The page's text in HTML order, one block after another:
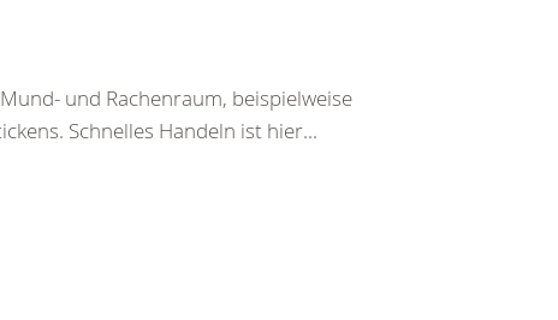
und Rachenraum, beispielweise
Schnelles Handeln ist hier...